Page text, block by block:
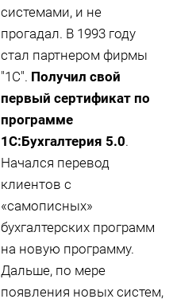
системами, и не
прогадал. В 1993 году
стал партнером фирмы
"1С". Получил свой
первый сертификат по
программе
1С:Бухгалтерия 5.0.
Начался перевод
клиентов с
«самописных»
бухгалтерских программ
на новую программу.
Дальше, по мере
появления новых систем,